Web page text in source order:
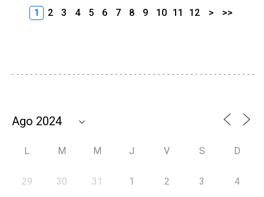
1 2 3 4 5 6 7 8 9 10 11 12 > >>
L M M J V S D
29 30 31 1 2 3 4